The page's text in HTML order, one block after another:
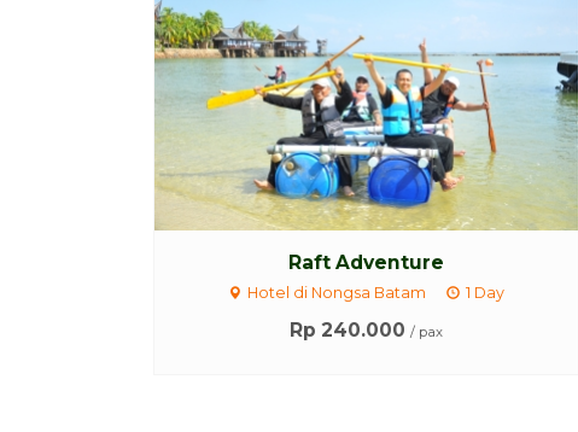
Raft Adventure
Hotel di Nongsa Batam 1 Day
Rp 240.000 / pax